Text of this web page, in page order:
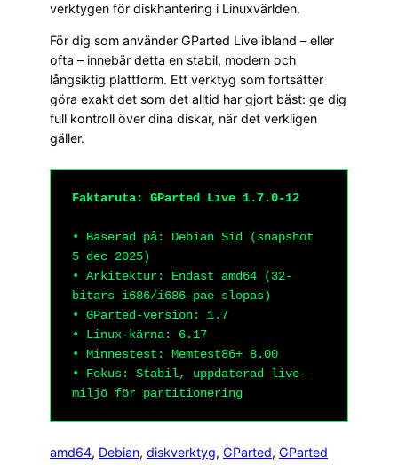
verktygen för diskhantering i Linuxvärlden.
För dig som använder GParted Live ibland – eller
ofta – innebär detta en stabil, modern och
långsiktig plattform. Ett verktyg som fortsätter
göra exakt det som det alltid har gjort bäst: ge dig
full kontroll över dina diskar, när det verkligen
gäller.
Faktaruta: GParted Live 1.7.0-12
• Baserad på: Debian Sid (snapshot
5 dec 2025)
• Arkitektur: Endast amd64 (32-
bitars i686/i686-pae slopas)
• GParted-version: 1.7
• Linux-kärna: 6.17
• Minnestest: Memtest86+ 8.00
• Fokus: Stabil, uppdaterad live-
miljö för partitionering
amd64, Debian, diskverktyg, GParted, GParted